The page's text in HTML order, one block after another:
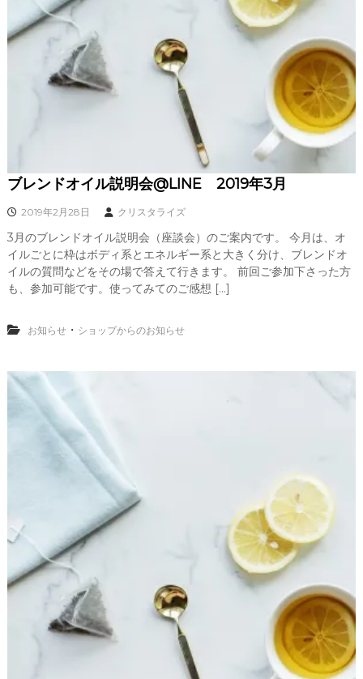
ブレンドオイル説明会@LINE 2019年3月
2019年2月28日 クリスタライズ
3月のブレンドオイル説明会（座談会）のご案内です。 今月は、オ
イルごとに枠はボディ系とエネルギー系と大きく分け、ブレンドオ
イルの質問などをその場で答えて行きます。 前回ご参加下さった方
も、参加可能です。使ってみてのご感想 […]
お知らせ・ ショップからのお知らせ